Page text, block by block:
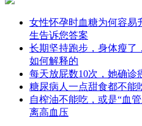
女性怀孕时血糖为何容易
生告诉您答案
长期坚持跑步，身体瘦了
如何解释的
每天放屁数10次，她确诊
糖尿病人一点甜食都不能
自榨油不能吃，或是“血
离高血压